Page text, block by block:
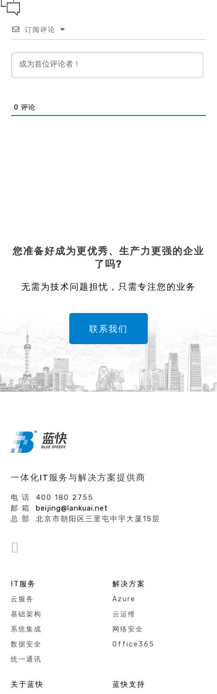
订阅评论
0 评论
您准备好成为更优秀、生产力更强的企业
了吗?
无需为技术问题担忧，只需专注您的业务
联系我们
一体化IT服务与解决方案提供商
电 话 400 180 2755
邮 箱beijing@lankuai.net
总 部 北京市朝阳区三里屯中宇大厦15层
IT服务
云服务
基础架构
系统集成
数据安全
统一通讯
解决方案
Azure
云运维
网络安全
Office365
关于蓝快 蓝快支持